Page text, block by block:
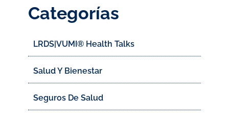
Categorías
LRDS|VUMI® Health Talks
Salud Y Bienestar
Seguros De Salud